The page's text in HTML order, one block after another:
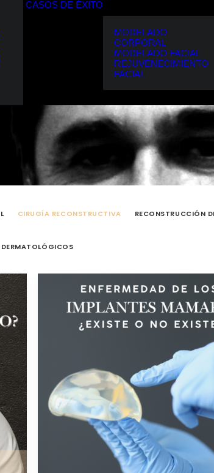
CASOS DE ÉXITO
MODELADO
CORPORAL
MODELADO FACIAL
REJUVENECIMIENTO
FACIAL
CIRUGÍA RECONSTRUCTIVA RECONSTRUCCIÓN